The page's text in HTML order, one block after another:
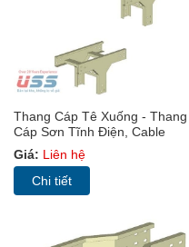
Thang Cáp Tê Xuống - Thang
Cáp Sơn Tĩnh Điện, Cable
Ladder (TC)
Giá: Liên hệ
Chi tiết